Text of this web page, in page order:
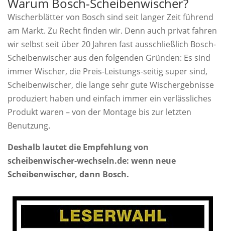
Warum Bosch-Scheibenwischer?
Wischerblätter von Bosch sind seit langer Zeit führend
am Markt. Zu Recht finden wir. Denn auch privat fahren
wir selbst seit über 20 Jahren fast ausschließlich Bosch-
Scheibenwischer aus den folgenden Gründen: Es sind
immer Wischer, die Preis-Leistungs-seitig super sind,
Scheibenwischer, die lange sehr gute Wischergebnisse
produziert haben und einfach immer ein verlässliches
Produkt waren – von der Montage bis zur letzten
Benutzung.
Deshalb lautet die Empfehlung von
scheibenwischer-wechseln.de: wenn neue
Scheibenwischer, dann Bosch.